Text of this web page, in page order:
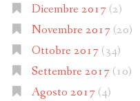
Dicembre 2017(2)
Novembre 2017(20)
Ottobre 2017(34)
Settembre 2017(10)
Agosto 2017(4)